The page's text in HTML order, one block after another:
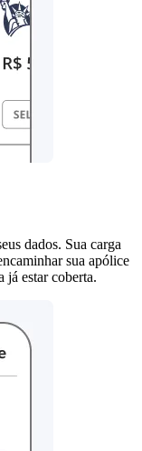
dados. Sua carga
sua apólice
já estar coberta.